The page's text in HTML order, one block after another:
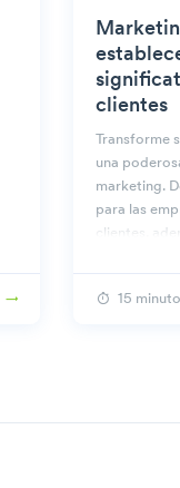
clientes
Transforme
una
marketing.
para las
clientes,
15